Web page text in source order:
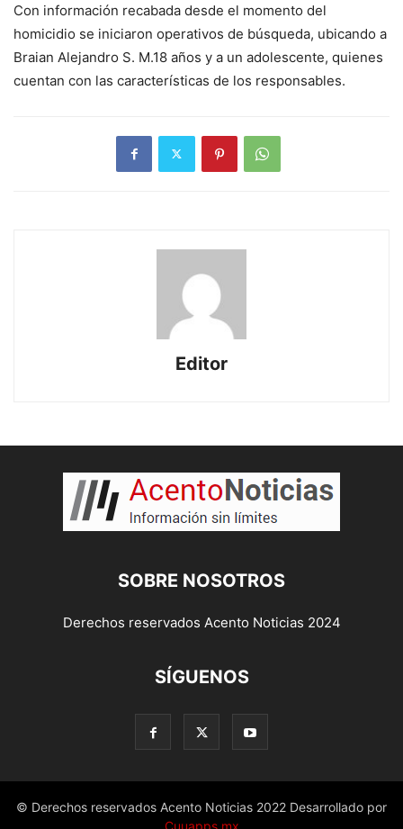
Con información recabada desde el momento del
homicidio se iniciaron operativos de búsqueda, ubicando a
Braian Alejandro S. M.18 años y a un adolescente, quienes
cuentan con las características de los responsables.
Editor
SOBRE NOSOTROS
Derechos reservados Acento Noticias 2024
SÍGUENOS
© Derechos reservados Acento Noticias 2022 Desarrollado por
Cuuapps.mx